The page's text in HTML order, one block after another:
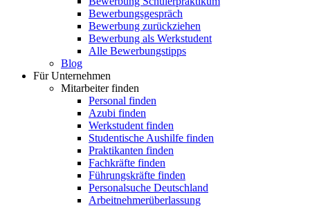
Bewerbungsgespräch
Bewerbung zurückziehen
Bewerbung als Werkstudent
Alle Bewerbungstipps
Blog
Für Unternehmen
Mitarbeiter finden
Personal finden
Azubi finden
Werkstudent finden
Studentische Aushilfe finden
Praktikanten finden
Fachkräfte finden
Führungskräfte finden
Personalsuche Deutschland
Arbeitnehmerüberlassung